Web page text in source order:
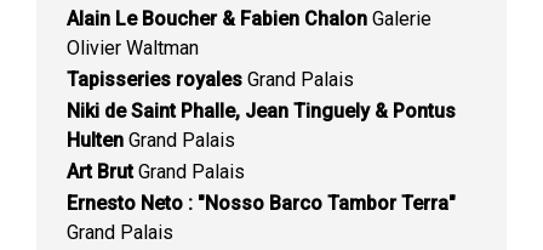
Alain Le Boucher & Fabien Chalon Galerie
Olivier Waltman
Tapisseries royales Grand Palais
Niki de Saint Phalle, Jean Tinguely & Pontus
Hulten Grand Palais
Art BrutGrand Palais
Ernesto Neto : "Nosso Barco Tambor Terra"
Grand Palais